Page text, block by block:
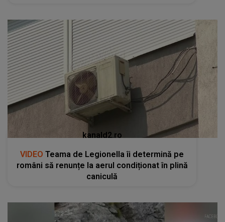
kanald2.ro
VIDEO Teama de Legionella îi determină pe
români să renunțe la aerul condiționat în plină
caniculă